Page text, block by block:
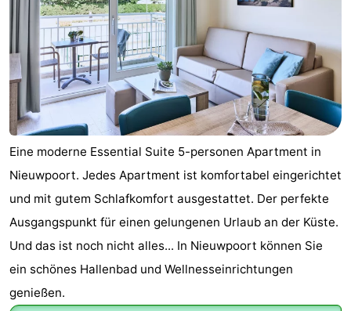
Eine moderne Essential Suite 5-personen Apartment in
Nieuwpoort. Jedes Apartment ist komfortabel eingerichtet
und mit gutem Schlafkomfort ausgestattet. Der perfekte
Ausgangspunkt für einen gelungenen Urlaub an der Küste.
Und das ist noch nicht alles... In Nieuwpoort können Sie
ein schönes Hallenbad und Wellnesseinrichtungen
genießen.